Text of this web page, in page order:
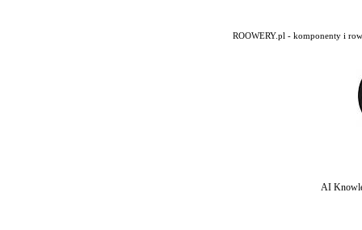
ROOWERY.pl - komponenty i
AI